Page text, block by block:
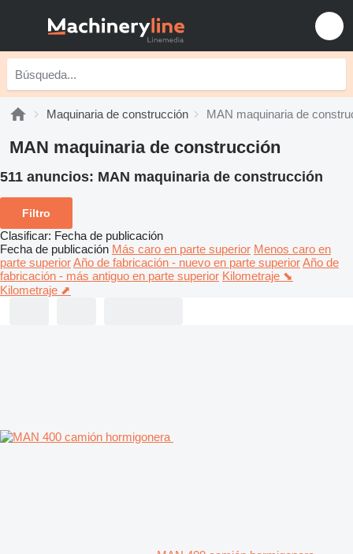
Maquinaria de construcción MAN maquinaria de
MAN maquinaria de construcción
511 anuncios: MAN maquinaria de construcción
Filtro
Clasificar: Fecha de publicación
Fecha de publicación Más caro en parte superior Menos caro en
parte superiorAño de fabricación - nuevo en parte superiorAño de
fabricación - más antiguo en parte superior Kilometraje ⬊
Kilometraje ⬈